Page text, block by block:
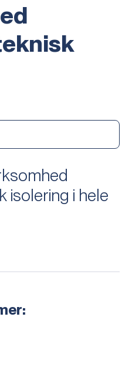
isolering i hele